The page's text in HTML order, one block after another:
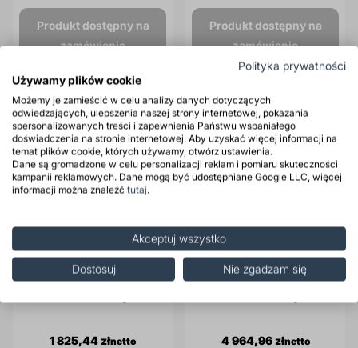
Produkt dostępny na
zamówienie
Produkt dostępny na
zamówienie
Roksol EMB2 Emulgator
1 825,44 zł
Roksol EMB2 Emulgator
4 964,96 zł
Polityka prywatności
Używamy plików cookie
Możemy je zamieścić w celu analizy danych dotyczących
odwiedzających, ulepszenia naszej strony internetowej, pokazania
spersonalizowanych treści i zapewnienia Państwu wspaniałego
doświadczenia na stronie internetowej. Aby uzyskać więcej informacji na
temat plików cookie, których używamy, otwórz ustawienia.
Dane są gromadzone w celu personalizacji reklam i pomiaru skuteczności
kampanii reklamowych. Dane mogą być udostępniane Google LLC, więcej
informacji można znaleźć tutaj.
Akceptuj wszystko
Dostosuj Nie zgadzam się